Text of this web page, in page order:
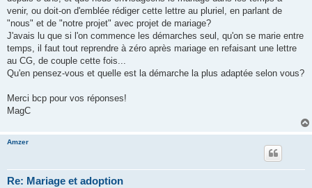
venir, ou doit-on d'emblée rédiger cette lettre au pluriel, en parlant de
"nous" et de "notre projet" avec projet de mariage?
J'avais lu que si l'on commence les démarches seul, qu'on se marie entre
temps, il faut tout reprendre à zéro après mariage en refaisant une lettre
au CG, de couple cette fois...
Qu'en pensez-vous et quelle est la démarche la plus adaptée selon vous?
Merci bcp pour vos réponses!
MagC
Amzer
Re: Mariage et adoption